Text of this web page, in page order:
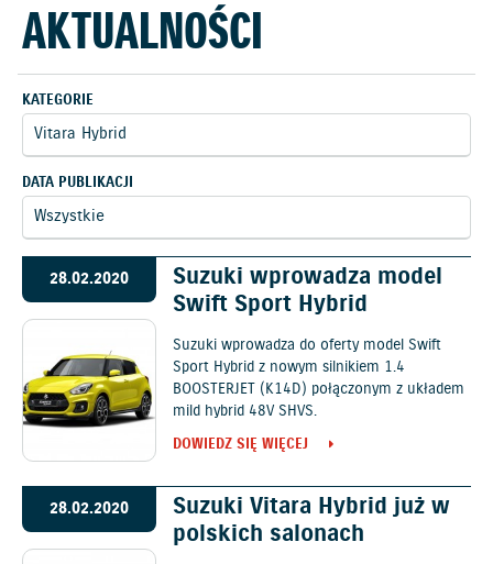
AKTUALNOŚCI
KATEGORIE
DATA PUBLIKACJI
28.02.2020
Suzuki wprowadza model
Swift Sport Hybrid
Suzuki wprowadza do oferty model Swift
Sport Hybrid z nowym silnikiem 1.4
BOOSTERJET (K14D) połączonym z układem
mild hybrid 48V SHVS.
DOWIEDZ SIĘ WIĘCEJ
28.02.2020
Suzuki Vitara Hybrid już w
polskich salonach